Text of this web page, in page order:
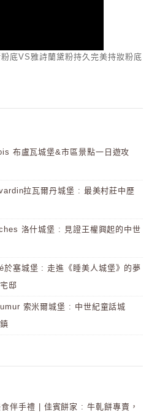
底VS雅詩蘭黛粉持久完美持妝粉底
布盧瓦城堡&市區景點一日遊攻
拉瓦爾丹城堡 : 最美村莊中歷
洛什城堡 : 見證王權興起的中世
塞城堡 : 走進《睡美人城堡》的夢
邸
索米爾城堡 : 中世紀童話城
伴手禮 | 佳賓餅家 : 牛軋餅專賣，